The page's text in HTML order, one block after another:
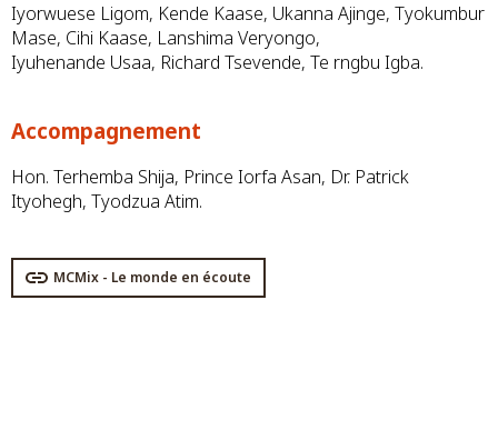
Iyorwuese Ligom, Kende Kaase, Ukanna Ajinge, Tyokumbur
Mase, Cihi Kaase, Lanshima Veryongo,
Iyuhenande Usaa, Richard Tsevende, Te rngbu Igba.
Accompagnement
Hon. Terhemba Shija, Prince Iorfa Asan, Dr. Patrick
Ityohegh, Tyodzua Atim.
MCMix - Le monde en écoute